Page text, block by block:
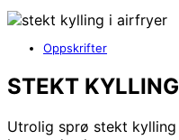
Oppskrifter
STEKT
Utrolig sprø stekt